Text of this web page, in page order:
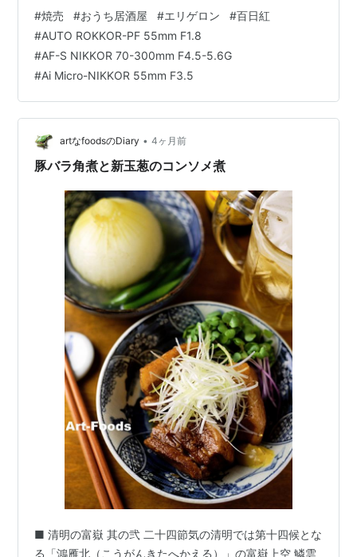
み、早速ジッコーしてみるのです。 焼売の食材なるほ
ど、しっとりと落ち着いた感じの餡になってますね...こ
れは食す前から勝利宣言しても許される気がしました。
もうひとつ変更点は皮のトップに盛り上がるくらいたっ
ぷりの餡を詰め込んだことです。見た目も大粒な『焼
売』になりますし、なにより蒸し上った時のふ…
#焼売 #おうち居酒屋 #エリゲロン #百日紅
#AUTO ROKKOR-PF 55mm F1.8
#AF-S NIKKOR 70-300mm F4.5-5.6G
#Ai Micro-NIKKOR 55mm F3.5
artなfoodsのDiary • 4ヶ月前
豚バラ角煮と新玉葱のコンソメ煮
■ 清明の富嶽 其の弐 二十四節気の清明では第十四候とな
る「鴻雁北（こうがんきたへかえる）」の富嶽上空 鱗雲